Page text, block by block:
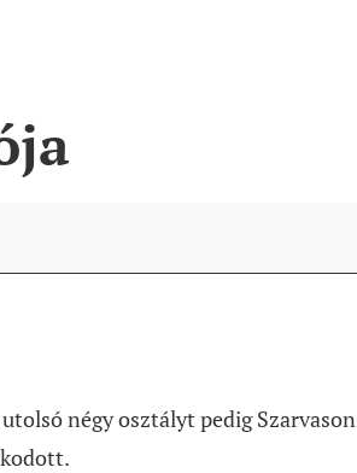
négy osztályt pedig Szarvason